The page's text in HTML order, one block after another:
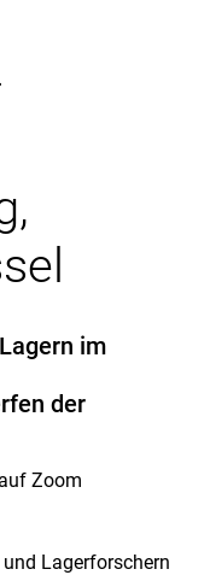
im
der
Zoom
Lagerforschern